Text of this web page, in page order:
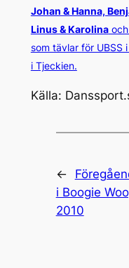
Johan & Hanna,
Linus & Karolinaoch
som tävlar för UBSS
i Tjeckien.
Källa:
←
i Boogie
2010